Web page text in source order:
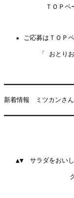
　ＴＯＰペ
★ ご応募はＴＯＰ
「 おとりおきシ
新着情報　ミツカンさ
▲▼　サラダをおい
クイズに答え